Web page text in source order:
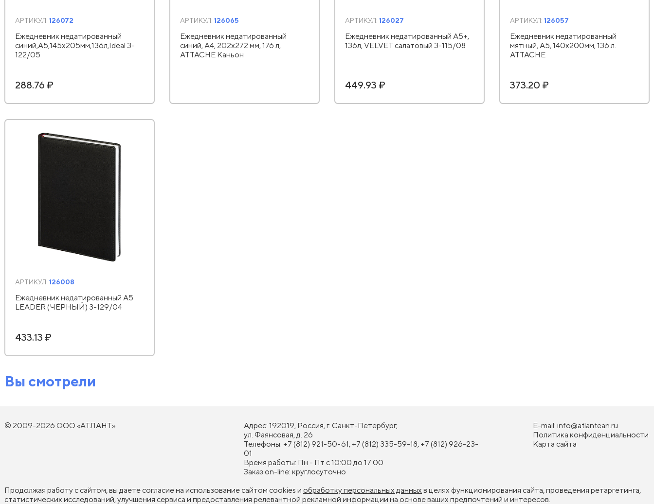
АРТИКУЛ: 126072
Ежедневник недатированный
синий,А5,145х205мм,136л,Ideal 3-
122/05
288.76 ₽
АРТИКУЛ: 126065
Ежедневник недатированный
синий, А4, 202х272 мм, 176 л,
АТТАСНЕ Каньон
АРТИКУЛ: 126027
Ежедневник недатированный А5+,
136л, VELVET салатовый 3-115/08
449.93 ₽
АРТИКУЛ: 126057
Ежедневник недатированный
мятный, А5, 140x200мм, 136 л.
ATTACHE
373.20 ₽
АРТИКУЛ: 126008
Ежедневник недатированный А5
LEADER (ЧЕРНЫЙ) 3-129/04
433.13 ₽
Вы смотрели
© 2009-2026 ООО «АТЛАНТ»
Адрес: 192019, Россия, г. Санкт-Петербург,
ул. Фаянсовая, д. 26
Телефоны: +7 (812) 921-50-61, +7 (812) 335-59-18, +7 (812) 926-23-
01
Время работы: Пн - Пт с 10:00 до 17:00
Заказ on-line: круглосуточно
E-mail: info@atlantean.ru
Политика конфиденциальности
Карта сайта
Продолжая работу с сайтом, вы даете согласие на использование сайтом cookies и обработку персональных данных в целях функционирования сайта, проведения ретаргетинга,
статистических исследований, улучшения сервиса и предоставления релевантной рекламной информации на основе ваших предпочтений и интересов.